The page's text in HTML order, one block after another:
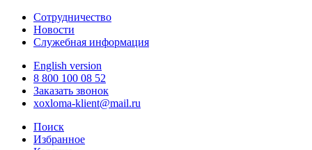
Сотрудничество
Новости
Служебная информация
English version
8 800 100 08 52
Заказать звонок
xoxloma-klient@mail.ru
Поиск
Избранное